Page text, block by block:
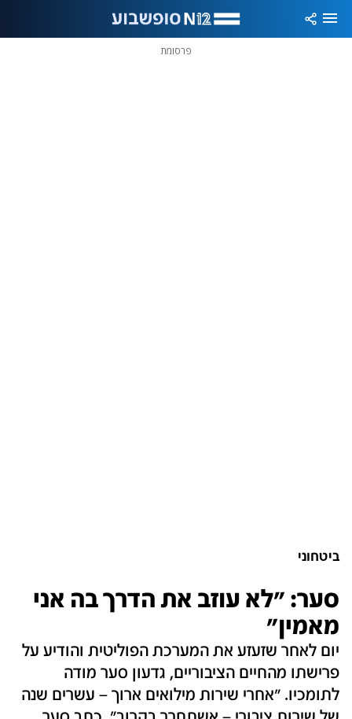
פרסומת
ביטחוני
סער: "לא עוזב את הדרך בה אני
מאמין"
יום לאחר שזעזע את המערכת הפוליטית והודיע על
פרישתו מהחיים הציבוריים, גדעון סער מודה
לתומכיו. "אחרי שירות מילואים ארוך – עשרים שנה